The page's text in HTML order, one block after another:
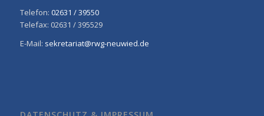
Telefon: 02631 / 39550
Telefax: 02631 / 395529
E-Mail: sekretariat@rwg-neuwied.de